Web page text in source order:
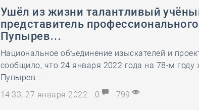
Ушёл из жизни талантливый
представитель
Пупырев…
Национальное объединение изыскателей и
сообщило, что 24 января 2022 года на 78-м году
Пупырев...
14:33, 27 января 2022
0 799